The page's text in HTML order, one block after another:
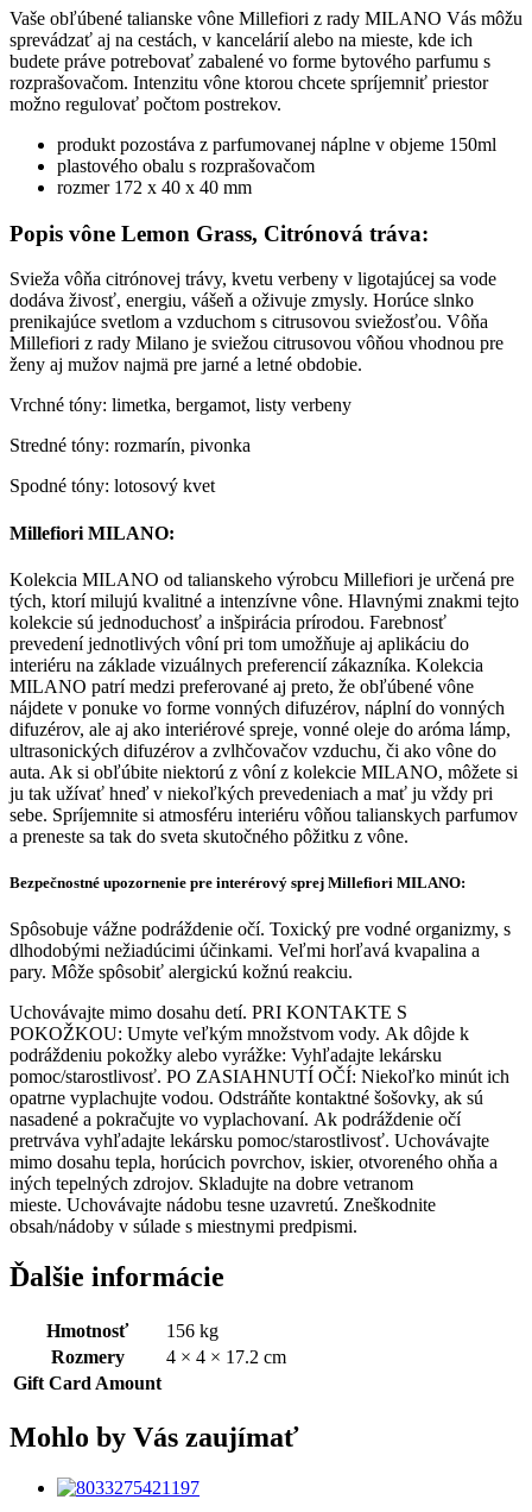
Vaše obľúbené talianske vône Millefiori z rady MILANO Vás môžu
sprevádzať aj na cestách, v kancelárií alebo na mieste, kde ich
budete práve potrebovať zabalené vo forme bytového parfumu s
rozprašovačom. Intenzitu vône ktorou chcete spríjemniť priestor
možno regulovať počtom postrekov.
produkt pozostáva z parfumovanej náplne v objeme 150ml
plastového obalu s rozprašovačom
rozmer 172 x 40 x 40 mm
Popis vône Lemon Grass, Citrónová tráva:
Svieža vôňa citrónovej trávy, kvetu verbeny v ligotajúcej sa vode
dodáva živosť, energiu, vášeň a oživuje zmysly. Horúce slnko
prenikajúce svetlom a vzduchom s citrusovou sviežosťou. Vôňa
Millefiori z rady Milano je sviežou citrusovou vôňou vhodnou pre
ženy aj mužov najmä pre jarné a letné obdobie.
Vrchné tóny: limetka, bergamot, listy verbeny
Stredné tóny: rozmarín, pivonka
Spodné tóny: lotosový kvet
Millefiori MILANO:
Kolekcia MILANO od talianskeho výrobcu Millefiori je určená pre
tých, ktorí milujú kvalitné a intenzívne vône. Hlavnými znakmi tejto
kolekcie sú jednoduchosť a inšpirácia prírodou. Farebnosť
prevedení jednotlivých vôní pri tom umožňuje aj aplikáciu do
interiéru na základe vizuálnych preferencií zákazníka. Kolekcia
MILANO patrí medzi preferované aj preto, že obľúbené vône
nájdete v ponuke vo forme vonných difuzérov, náplní do vonných
difuzérov, ale aj ako interiérové spreje, vonné oleje do aróma lámp,
ultrasonických difuzérov a zvlhčovačov vzduchu, či ako vône do
auta. Ak si obľúbite niektorú z vôní z kolekcie MILANO, môžete si
ju tak užívať hneď v niekoľkých prevedeniach a mať ju vždy pri
sebe. Spríjemnite si atmosféru interiéru vôňou talianskych parfumov
a preneste sa tak do sveta skutočného pôžitku z vône.
Bezpečnostné upozornenie pre interérový sprej Millefiori MILANO:
Spôsobuje vážne podráždenie očí. Toxický pre vodné organizmy, s
dlhodobými nežiadúcimi účinkami. Veľmi horľavá kvapalina a
pary. Môže spôsobiť alergickú kožnú reakciu.
Uchovávajte mimo dosahu detí. PRI KONTAKTE S
POKOŽKOU: Umyte veľkým množstvom vody. Ak dôjde k
podráždeniu pokožky alebo vyrážke: Vyhľadajte lekársku
pomoc/starostlivosť. PO ZASIAHNUTÍ OČÍ: Niekoľko minút ich
opatrne vyplachujte vodou. Odstráňte kontaktné šošovky, ak sú
nasadené a pokračujte vo vyplachovaní. Ak podráždenie očí
pretrváva vyhľadajte lekársku pomoc/starostlivosť. Uchovávajte
mimo dosahu tepla, horúcich povrchov, iskier, otvoreného ohňa a
iných tepelných zdrojov. Skladujte na dobre vetranom
mieste. Uchovávajte nádobu tesne uzavretú. Zneškodnite
obsah/nádoby v súlade s miestnymi predpismi.
Ďalšie informácie
Hmotnosť
156 kg
Rozmery
4 × 4 × 17.2 cm
Gift Card Amount
Mohlo by Vás zaujímať